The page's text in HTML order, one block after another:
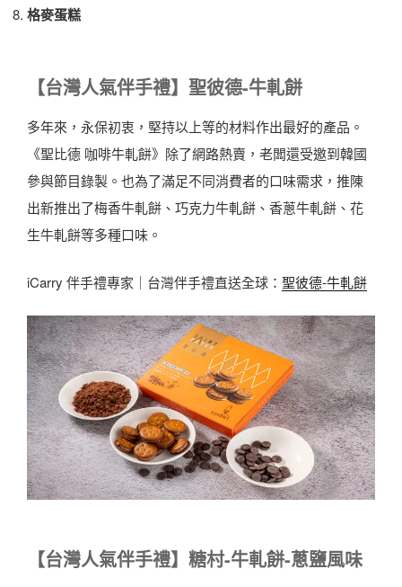
格麥蛋糕
【台灣人氣伴手禮】聖彼德-牛軋餅
多年來，永保初衷，堅持以上等的材料作出最好的產品。
《聖比德 咖啡牛軋餅》除了網路熱賣，老闆還受邀到韓國
參與節目錄製。也為了滿足不同消費者的口味需求，推陳
出新推出了梅香牛軋餅、巧克力牛軋餅、香蔥牛軋餅、花
生牛軋餅等多種口味。
iCarry 伴手禮專家｜台灣伴手禮直送全球： 聖彼德-牛軋餅
【台灣人氣伴手禮】糖村-牛軋餅-蔥鹽風味